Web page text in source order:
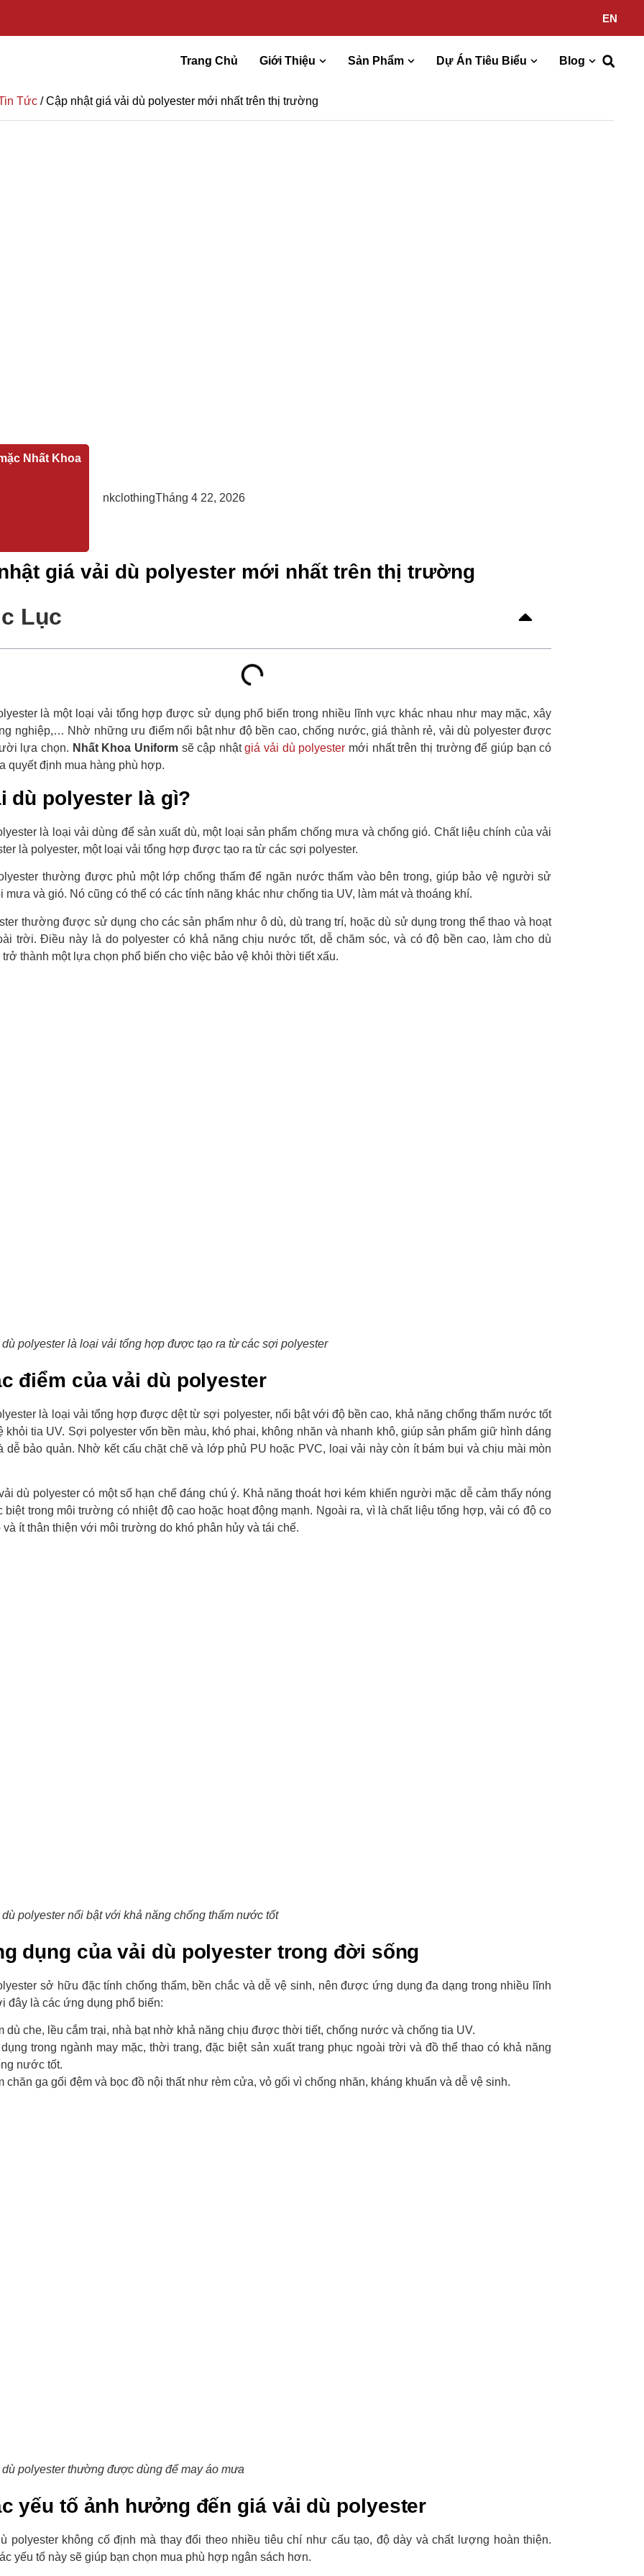
EN
Trang Chủ Giới Thiệu Sản Phẩm Dự Án Tiêu Biểu Blog
Tức / Cập nhật giá vải dù polyester mới nhất trên thị trường
Nhất Khoa
nkclothingTháng 4 22, 2026
giá vải dù polyester mới nhất trên thị trường
Lục
là một loại vải tổng hợp được sử dụng phổ biến trong nhiều lĩnh vực khác nhau như may mặc, xây
nghiệp,… Nhờ những ưu điểm nổi bật như độ bền cao, chống nước, giá thành rẻ, vải dù polyester được
lựa chọn. Nhất Khoa Uniformsẽ cập nhậtgiá vải dù polyester mới nhất trên thị trường để giúp bạn có
quyết định mua hàng phù hợp.
dù polyester là gì?
là loại vải dùng để sản xuất dù, một loại sản phẩm chống mưa và chống gió. Chất liệu chính của vải
là polyester, một loại vải tổng hợp được tạo ra từ các sợi polyester.
thường được phủ một lớp chống thấm để ngăn nước thấm vào bên trong, giúp bảo vệ người sử
mưa và gió. Nó cũng có thể có các tính năng khác như chống tia UV, làm mát và thoáng khí.
thường được sử dụng cho các sản phẩm như ô dù, dù trang trí, hoặc dù sử dụng trong thể thao và hoạt
trời. Điều này là do polyester có khả năng chịu nước tốt, dễ chăm sóc, và có độ bền cao, làm cho dù
trở thành một lựa chọn phổ biến cho việc bảo vệ khỏi thời tiết xấu.
polyester là loại vải tổng hợp được tạo ra từ các sợi polyester
điểm của vải dù polyester
là loại vải tổng hợp được dệt từ sợi polyester, nổi bật với độ bền cao, khả năng chống thấm nước tốt
khỏi tia UV. Sợi polyester vốn bền màu, khó phai, không nhăn và nhanh khô, giúp sản phẩm giữ hình dáng
dễ bảo quản. Nhờ kết cấu chặt chẽ và lớp phủ PU hoặc PVC, loại vải này còn ít bám bụi và chịu mài mòn
dù polyester có một số hạn chế đáng chú ý. Khả năng thoát hơi kém khiến người mặc dễ cảm thấy nóng
biệt trong môi trường có nhiệt độ cao hoặc hoạt động mạnh. Ngoài ra, vì là chất liệu tổng hợp, vải có độ co
và ít thân thiện với môi trường do khó phân hủy và tái chế.
polyester nổi bật với khả năng chống thấm nước tốt
dụng của vải dù polyester trong đời sống
sở hữu đặc tính chống thấm, bền chắc và dễ vệ sinh, nên được ứng dụng đa dạng trong nhiều lĩnh
đây là các ứng dụng phổ biến:
dù che, lều cắm trại, nhà bạt nhờ khả năng chịu được thời tiết, chống nước và chống tia UV.
trong ngành may mặc, thời trang, đặc biệt sản xuất trang phục ngoài trời và đồ thể thao có khả năng
nước tốt.
chăn ga gối đệm và bọc đồ nội thất như rèm cửa, vỏ gối vì chống nhăn, kháng khuẩn và dễ vệ sinh.
polyester thường được dùng để may áo mưa
yếu tố ảnh hưởng đến giá vải dù polyester
polyester không cố định mà thay đổi theo nhiều tiêu chí như cấu tạo, độ dày và chất lượng hoàn thiện.
yếu tố này sẽ giúp bạn chọn mua phù hợp ngân sách hơn.